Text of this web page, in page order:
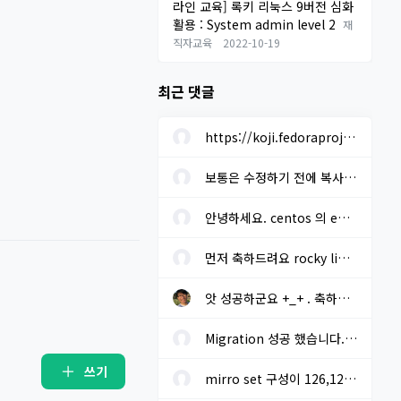
쓰기
라인 교육] 록키 리눅스 9버전 심화
활용 : System admin level 2 재
직자교육
2022-10-19
최근 댓글
https://koji.fedoraproject.org/koji/buildinfo?buildID=1633205 에...
보통은 수정하기 전에 복사본을 미리 만들어 놓고 진행하면 됩니다. ...
안녕하세요. centos 의 eos 로 인한 차기 os 선정을 하려고 합니다. r...
먼저 축하드려요 rocky linux 설치시 "yum install baekmuk-ttf-...
앗 성공하군요 +_+ . 축하드립니다!! migrate2rockyoffline.sh 로 파...
Migration 성공 했습니다. - 오프라인. 기본 레포에 추가적으로 extra...
mirro set 구성이 126,127 번 라인 말씀 하시는지요? gpg key sms 117...